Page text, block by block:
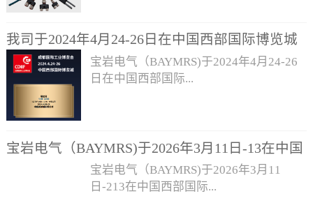
统（上海）有限公司顺利通过2024年上海
市第三批符合认定条件的高新技术企
业。 此次高企认定的通过充分体现了宝
岩电气系统（上海）有限公司在科技创
宝岩电气将脚踏实地、稳步发挥高新技术
企业的带头作用，为社会、客户提供更优
质的产品和服务
中心参加为期四天的“立嘉国际智能装备
展览会”，展位号：N2-2286，欢迎各位莅
临指导！此次展会展出产品有：· I/O现场
M8/M12/M23圆形连接器· M23/M40信号
连接器、伺服动力线缆· M8/M12分配器·
EMC屏蔽夹及解决方案· RFID读写器· 电
缆整理板· 重载连接器等
我司于2024年4月24-26日在中国西部国际博览城
参加为期三天的“成都国际工业博览会”，展位
宝岩电气（BAYMRS)于2024年4月24-26
日在中国西部国际...
览会”，展位号：14H-C048，欢迎各位莅
临指导！此次展会展出产品有：· I/O现场
总线模块——独立模块、IO-LINK主/从
站、阀岛、插片式I/O模块· 电缆引入系统
宝岩电气（BAYMRS)于2026年3月11日-13在中国
西部国际博览城参加为期3天的“成都国际工业博
览会”，展位号：15H-B063，欢迎各位莅临指
宝岩电气（BAYMRS)于2026年3月11
日-213在中国西部国际...